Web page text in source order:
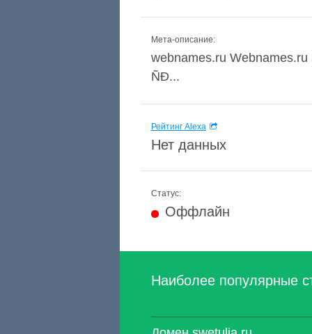
Мета-описание:
webnames.ru Webnames.ru
ÑÐ...
Рейтинг Alexa
Нет данных
Статус:
Оффлайн
Наиболее популярные